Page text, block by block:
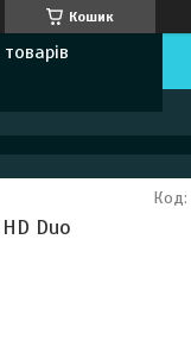
Кошик
Duo
Код: